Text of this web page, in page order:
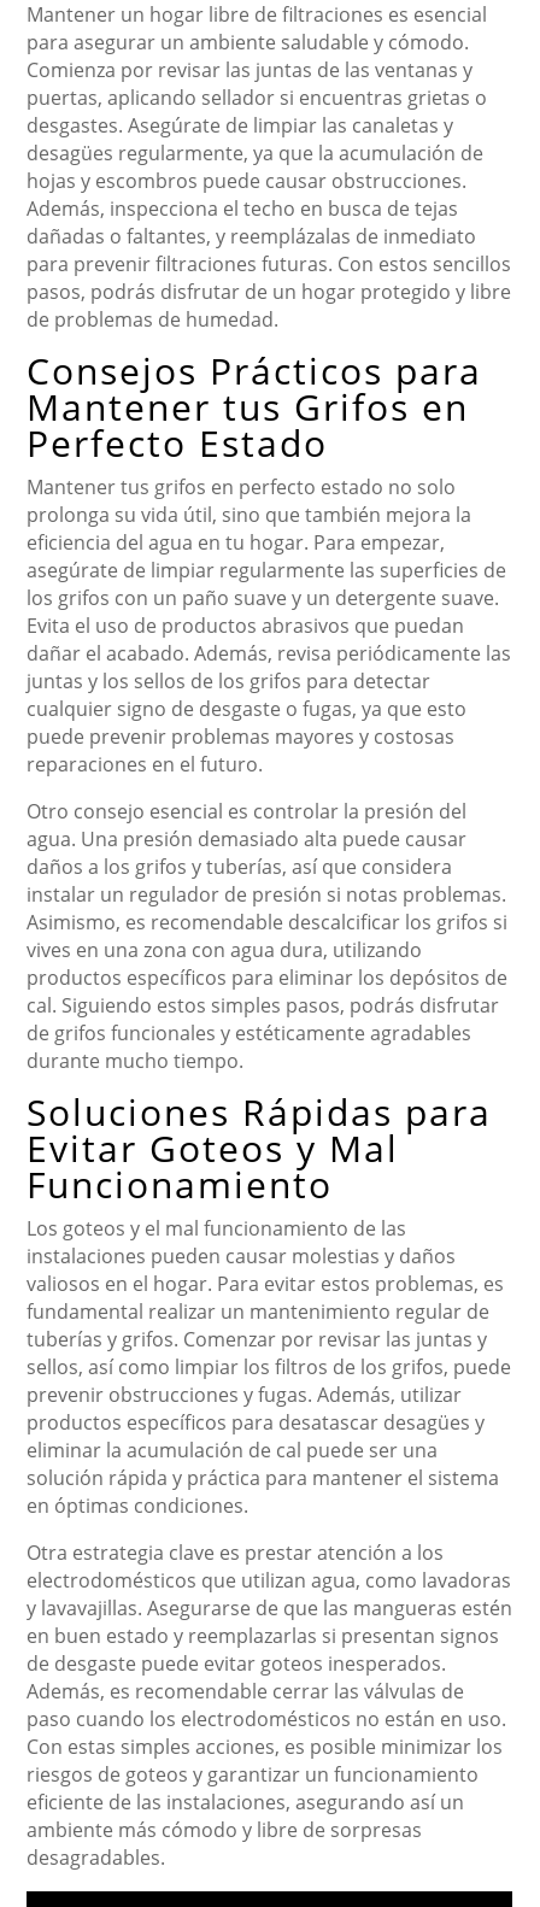
Mantener un hogar libre de filtraciones es esencial
para asegurar un ambiente saludable y cómodo.
Comienza por revisar las juntas de las ventanas y
puertas, aplicando sellador si encuentras grietas o
desgastes. Asegúrate de limpiar las canaletas y
desagües regularmente, ya que la acumulación de
hojas y escombros puede causar obstrucciones.
Además, inspecciona el techo en busca de tejas
dañadas o faltantes, y reemplázalas de inmediato
para prevenir filtraciones futuras. Con estos sencillos
pasos, podrás disfrutar de un hogar protegido y libre
de problemas de humedad.
Consejos Prácticos para
Mantener tus Grifos en
Perfecto Estado
Mantener tus grifos en perfecto estado no solo
prolonga su vida útil, sino que también mejora la
eficiencia del agua en tu hogar. Para empezar,
asegúrate de limpiar regularmente las superficies de
los grifos con un paño suave y un detergente suave.
Evita el uso de productos abrasivos que puedan
dañar el acabado. Además, revisa periódicamente las
juntas y los sellos de los grifos para detectar
cualquier signo de desgaste o fugas, ya que esto
puede prevenir problemas mayores y costosas
reparaciones en el futuro.
Otro consejo esencial es controlar la presión del
agua. Una presión demasiado alta puede causar
daños a los grifos y tuberías, así que considera
instalar un regulador de presión si notas problemas.
Asimismo, es recomendable descalcificar los grifos si
vives en una zona con agua dura, utilizando
productos específicos para eliminar los depósitos de
cal. Siguiendo estos simples pasos, podrás disfrutar
de grifos funcionales y estéticamente agradables
durante mucho tiempo.
Soluciones Rápidas para
Evitar Goteos y Mal
Funcionamiento
Los goteos y el mal funcionamiento de las
instalaciones pueden causar molestias y daños
valiosos en el hogar. Para evitar estos problemas, es
fundamental realizar un mantenimiento regular de
tuberías y grifos. Comenzar por revisar las juntas y
sellos, así como limpiar los filtros de los grifos, puede
prevenir obstrucciones y fugas. Además, utilizar
productos específicos para desatascar desagües y
eliminar la acumulación de cal puede ser una
solución rápida y práctica para mantener el sistema
en óptimas condiciones.
Otra estrategia clave es prestar atención a los
electrodomésticos que utilizan agua, como lavadoras
y lavavajillas. Asegurarse de que las mangueras estén
en buen estado y reemplazarlas si presentan signos
de desgaste puede evitar goteos inesperados.
Además, es recomendable cerrar las válvulas de
paso cuando los electrodomésticos no están en uso.
Con estas simples acciones, es posible minimizar los
riesgos de goteos y garantizar un funcionamiento
eficiente de las instalaciones, asegurando así un
ambiente más cómodo y libre de sorpresas
desagradables.